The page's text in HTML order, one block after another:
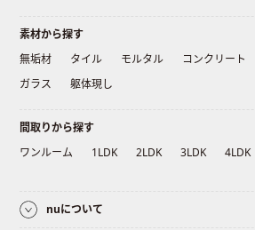
素材から探す
無垢材
タイル モルタル コンクリート
ガラス
躯体現し
間取りから探す
ワンルーム
1LDK 2LDK 3LDK 4LDK
nuについて